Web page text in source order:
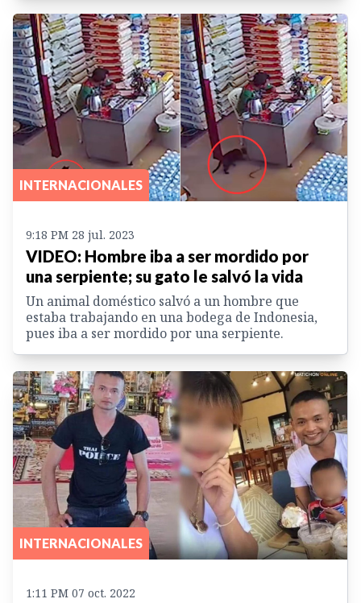
INTERNACIONALES
9:18 PM 28 jul. 2023
VIDEO: Hombre iba a ser mordido por
una serpiente; su gato le salvó la vida
Un animal doméstico salvó a un hombre que
estaba trabajando en una bodega de Indonesia,
pues iba a ser mordido por una serpiente.
INTERNACIONALES
1:11 PM 07 oct. 2022